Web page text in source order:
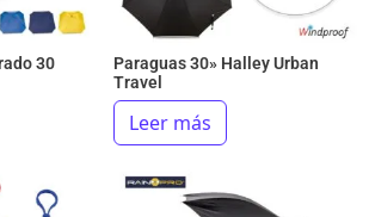
30
Paraguas 30» Halley Urban
Travel
Leer más